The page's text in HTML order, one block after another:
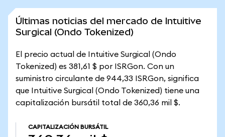
Últimas noticias del mercado de Intuitive
Surgical (Ondo Tokenized)
El precio actual de Intuitive Surgical (Ondo
Tokenized) es 381,61 $ por ISRGon. Con un
suministro circulante de 944,33 ISRGon, significa
que Intuitive Surgical (Ondo Tokenized) tiene una
capitalización bursátil total de 360,36 mil $.
CAPITALIZACIÓN BURSÁTIL